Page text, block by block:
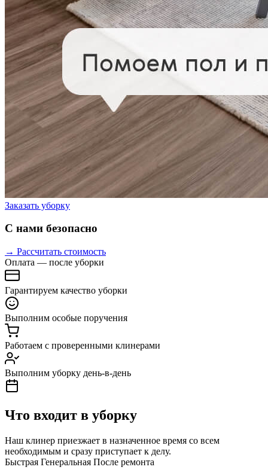
Заказать уборку
С нами безопасно
→ Рассчитать стоимость
Оплата — после уборки
Гарантируем качество уборки
Выполним особые поручения
Работаем с проверенными клинерами
Выполним уборку день-в-день
Что входит в уборку
Наш клинер приезжает в назначенное время со всем
необходимым и сразу приступает к делу.
Быстрая Генеральная После ремонта